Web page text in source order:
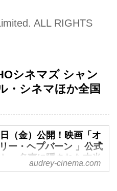
ALL RIGHTS
シネマズ シャン
・シネマほか全国
（金）公開！映画「オ
ー・ヘプバーン 」公式
– 名声に隠された本当
描く、初のドキュメン
audrey-cinema.com